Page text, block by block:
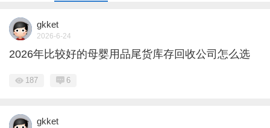
gkket
2026-6-24
2026年比较好的母婴用品尾货库存回收公司怎么选
187 6
gkket